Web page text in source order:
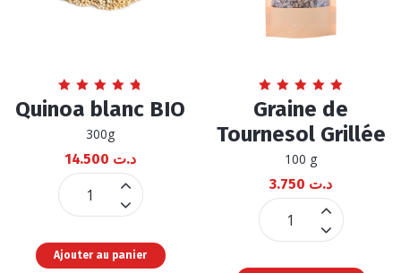
Note
4.82
Quinoa blanc BIO
300g
د.ت
Quinoa
blanc
quantité
Ajouter au panier
Note
4.90
Graine de
Tournesol Grillée
100 g
د.ت
Graine
de